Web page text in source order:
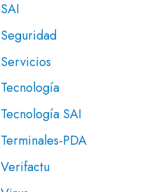
SAI
Seguridad
Servicios
Tecnología
Tecnología SAI
Terminales-PDA
Verifactu